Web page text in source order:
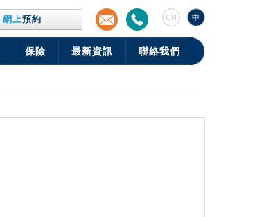
中
EN
網上預約
保險 最新資訊 聯絡我們